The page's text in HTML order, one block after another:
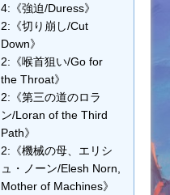
4:《強迫/Duress》
2:《切り崩し/Cut
Down》
2:《喉首狙い/Go for
the Throat》
2:《第三の道のロラ
ン/Loran of the Third
Path》
2:《機械の母、エリシ
ュ・ノーン/Elesh Norn,
Mother of Machines》